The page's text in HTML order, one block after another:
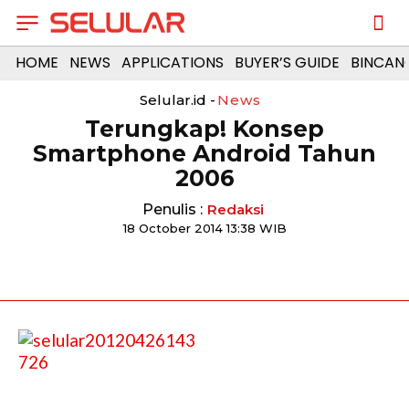
HOME NEWS APPLICATIONS BUYER’S GUIDE
Selular.id - News
Terungkap! Konsep
Smartphone Android Tahun
2006
Penulis : Redaksi
18 October 2014 13:38 WIB